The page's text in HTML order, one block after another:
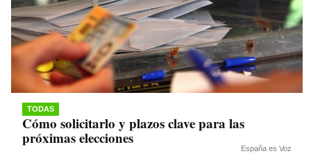
TODAS
Cómo solicitarlo y plazos clave para las
próximas elecciones
España es Voz